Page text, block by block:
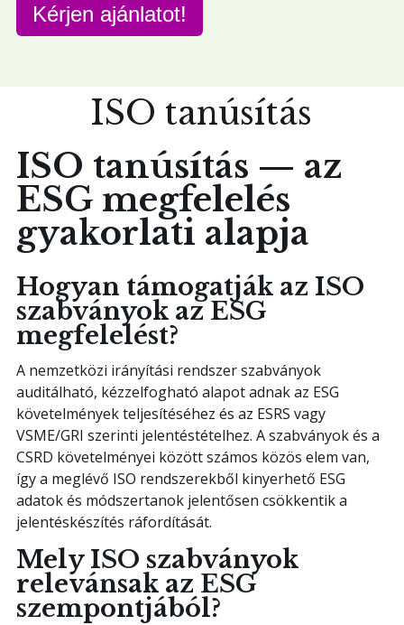
Kérjen ajánlatot!
ISO tanúsítás
ISO tanúsítás — az
ESG megfelelés
gyakorlati alapja
Hogyan támogatják az ISO
szabványok az ESG
megfelelést?
A nemzetközi irányítási rendszer szabványok
auditálható, kézzelfogható alapot adnak az ESG
követelmények teljesítéséhez és az ESRS vagy
VSME/GRI szerinti jelentéstételhez. A szabványok és a
CSRD követelményei között számos közös elem van,
így a meglévő ISO rendszerekből kinyerhető ESG
adatok és módszertanok jelentősen csökkentik a
jelentéskészítés ráfordítását.
Mely ISO szabványok
relevánsak az ESG
szempontjából?